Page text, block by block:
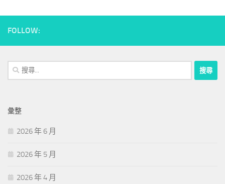
FOLLOW:
搜
尋
字:
彙整
2026 年 6 月
2026 年 5 月
2026 年 4 月